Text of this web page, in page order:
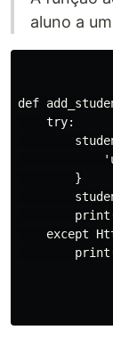
aluno a
def
    try:
        }
except